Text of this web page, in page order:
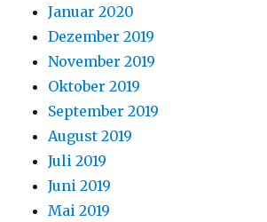
Januar 2020
Dezember 2019
November 2019
Oktober 2019
September 2019
August 2019
Juli 2019
Juni 2019
Mai 2019